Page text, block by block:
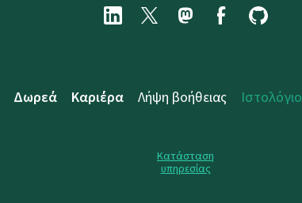
Δωρεά Καριέρα Λήψη βοήθειας Ιστολόγιο
Κατάσταση
υπηρεσίας